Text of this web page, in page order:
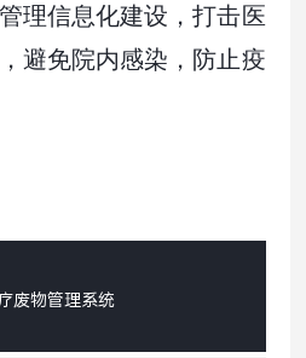
理信息化建设，打击医
避免院内感染，防止疫
废物管理系统